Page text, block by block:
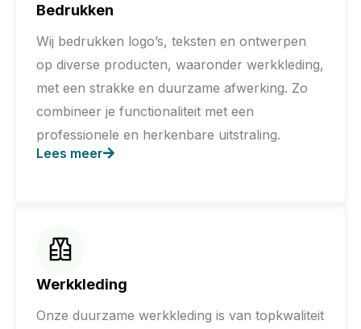
Bedrukken
Wij bedrukken logo’s, teksten en ontwerpen
op diverse producten, waaronder werkkleding,
met een strakke en duurzame afwerking. Zo
combineer je functionaliteit met een
professionele en herkenbare uitstraling.
Lees meer
Werkkleding
Onze duurzame werkkleding is van topkwaliteit